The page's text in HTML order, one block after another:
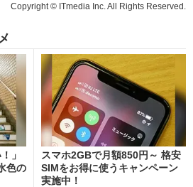
Copyright © ITmedia Inc. All Rights Reserved.
」
色の
スマホ2GBで月額850円～ 格安
SIMをお得に使うキャンペーン
実施中！